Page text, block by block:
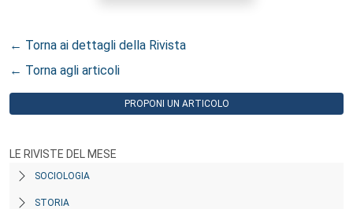
← Torna ai dettagli della Rivista
← Torna agli articoli
PROPONI UN ARTICOLO
LE RIVISTE DEL MESE
SOCIOLOGIA
STORIA